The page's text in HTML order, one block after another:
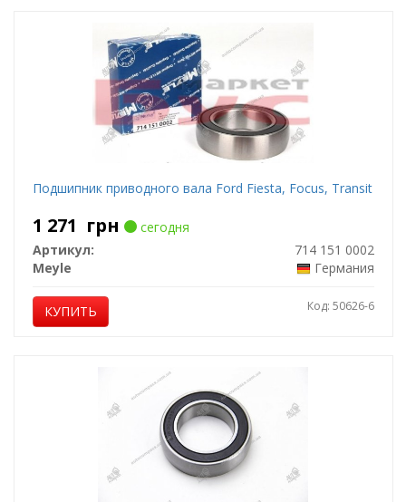
Подшипник приводного вала Ford Fiesta, Focus, Transit
1 271 грн
сегодня
Артикул:
714 151 0002
Meyle
Германия
КУПИТЬ Код: 50626-6